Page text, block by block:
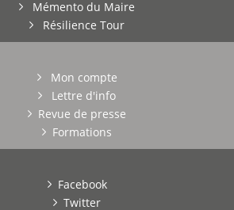
Mémento du Maire
Résilience Tour
Mon compte
Lettre d'info
Revue de presse
Formations
Facebook
Twitter